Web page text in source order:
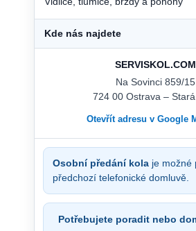
Kde nás najdete
SERVISKOL.COM
Na Sovinci 859/15
724 00 Ostrava –
Otevřít adresu v Google
Osobní předání kola je možné
předchozí telefonické domluvě.
Potřebujete poradit nebo